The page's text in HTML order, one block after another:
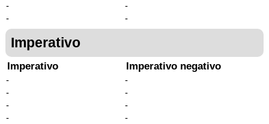
-
-
-
-
Imperativo
Imperativo
-
-
-
-
Imperativo negativo
-
-
-
-